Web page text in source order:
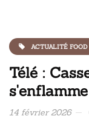
ACTUALITÉ FOOD
Télé :
14 février 2026